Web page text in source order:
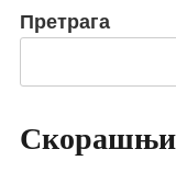
Претрага